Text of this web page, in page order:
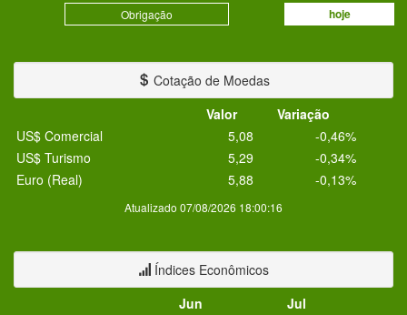
Obrigação hoje
Cotação de Moedas
Valor
Variação
Atualizado 07/08/2026 18:00:16
US$ Comercial 5,08
-0,46%
US$ Turismo
5,29
-0,34%
Euro (Real)
5,88 -0,13%
Índices Econômicos
Jun
Jul